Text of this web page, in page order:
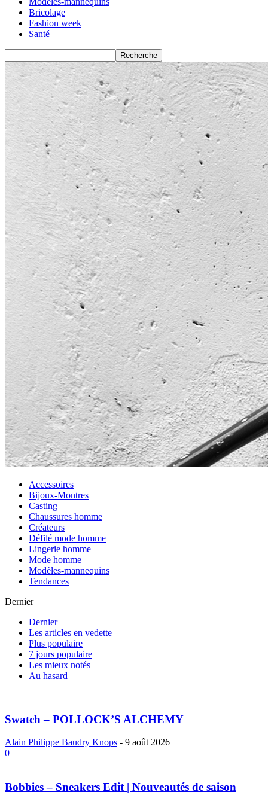
Bricolage
Fashion week
Santé
Accessoires
Bijoux-Montres
Casting
Chaussures homme
Créateurs
Défilé mode homme
Lingerie homme
Mode homme
Modèles-mannequins
Tendances
Dernier
Dernier
Les articles en vedette
Plus populaire
7 jours populaire
Les mieux notés
Au hasard
Swatch – POLLOCK’S ALCHEMY
Alain Philippe Baudry Knops - 9 août 2026
0
Bobbies – Sneakers Edit | Nouveautés de saison